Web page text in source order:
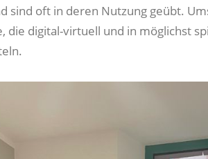
sind oft in deren Nutzung geübt.
die digital-virtuell und in möglichst